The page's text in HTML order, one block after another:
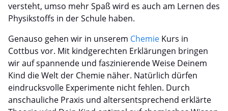
versteht, umso mehr Spaß wird es auch am Lernen des
Physikstoffs in der Schule haben.
Genauso gehen wir in unserem Chemie Kurs in
Cottbus vor. Mit kindgerechten Erklärungen bringen
wir auf spannende und faszinierende Weise Deinem
Kind die Welt der Chemie näher. Natürlich dürfen
eindrucksvolle Experimente nicht fehlen. Durch
anschauliche Praxis und altersentsprechend erklärte